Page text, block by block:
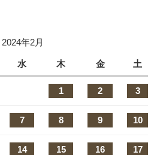
2024年2月
水 木 金 土
1 2 3
7 8 9 10
14 15 16 17